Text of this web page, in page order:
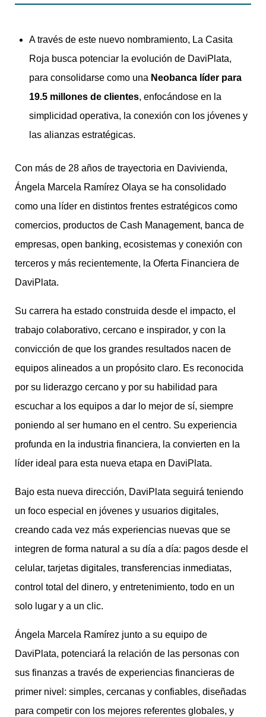
A través de este nuevo nombramiento, La Casita
Roja busca potenciar la evolución de DaviPlata,
para consolidarse como una Neobanca líder para
19.5 millones de clientes, enfocándose en la
simplicidad operativa, la conexión con los jóvenes y
las alianzas estratégicas.
Con más de 28 años de trayectoria en Davivienda,
Ángela Marcela Ramírez Olaya se ha consolidado
como una líder en distintos frentes estratégicos como
comercios, productos de Cash Management, banca de
empresas, open banking, ecosistemas y conexión con
terceros y más recientemente, la Oferta Financiera de
DaviPlata.
Su carrera ha estado construida desde el impacto, el
trabajo colaborativo, cercano e inspirador, y con la
convicción de que los grandes resultados nacen de
equipos alineados a un propósito claro. Es reconocida
por su liderazgo cercano y por su habilidad para
escuchar a los equipos a dar lo mejor de sí, siempre
poniendo al ser humano en el centro. Su experiencia
profunda en la industria financiera, la convierten en la
líder ideal para esta nueva etapa en DaviPlata.
Bajo esta nueva dirección, DaviPlata seguirá teniendo
un foco especial en jóvenes y usuarios digitales,
creando cada vez más experiencias nuevas que se
integren de forma natural a su día a día: pagos desde el
celular, tarjetas digitales, transferencias inmediatas,
control total del dinero, y entretenimiento, todo en un
solo lugar y a un clic.
Ángela Marcela Ramírez junto a su equipo de
DaviPlata, potenciará la relación de las personas con
sus finanzas a través de experiencias financieras de
primer nivel: simples, cercanas y confiables, diseñadas
para competir con los mejores referentes globales, y